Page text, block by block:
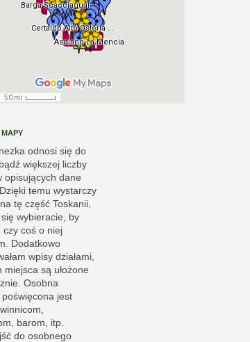
odnosi się do
większej liczby
opisujących dane
temu wystarczy
tę część Toskanii,
wybieracie, by
czy coś o niej
Dodatkowo
wpisy działami,
miejsca są ułożone
Osobna
poświęcona jest
barom, itp.
do osobnego